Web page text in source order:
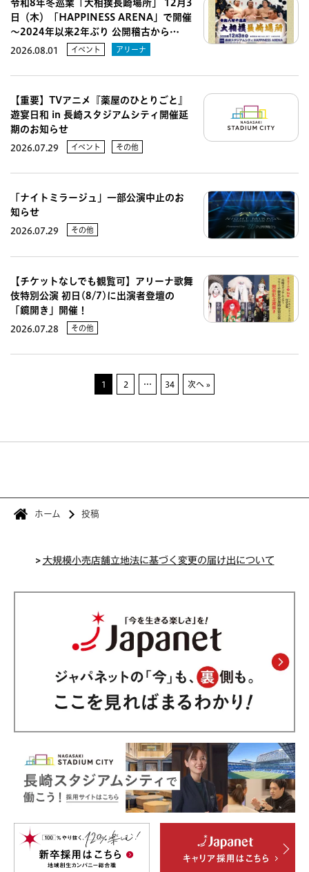
令和8年冬巡業「大相撲長崎場所」 12月3
日（木）「HAPPINESS ARENA」で開催
～2024年以来2年ぶり 公開稽古から…
2026.08.01 イベント アリーナ
【重要】TVアニメ『薬屋のひとりごと』
遊宴日和 in 長崎スタジアムシティ開催延
期のお知らせ
2026.07.29 イベント その他
「ナイトミラージュ」一部公演中止のお
知らせ
2026.07.29 その他
【チケットなしでも観覧可】アリーナ歌舞
伎特別公演 初日(8/7)に出演者登壇の
「鏡開き」開催！
2026.07.28 その他
1 2 … 34 次へ »
ホーム 投稿
>大規模小売店舗立地法に基づく変更の届け出について